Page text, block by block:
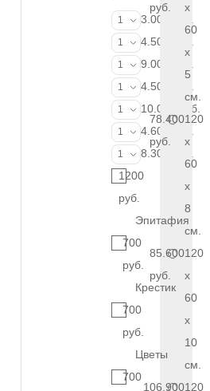
ФИО и даты
1
3.000 руб.
ФИО и даты
1
4.500 руб.
ФИО и даты
1
9.000 руб.
Портрет
1
4.500 руб.
Портрет
1
10.000 руб.
Фотокерамика
1
4.600 руб.
Фото на
1
8.300 руб.
1200
руб.
Эпитафия
700
руб.
Крестик
700
руб.
Цветы
700
руб.
x
60
x
5
см.
78.400
руб.
120
x
60
x
8
см.
85.600
руб.
120
x
60
x
10
см.
106.900120